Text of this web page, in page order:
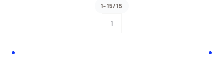
1-15/15
1